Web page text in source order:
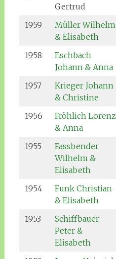
Gertrud
1959
Müller Wilhelm
& Elisabeth
1958
Eschbach
Johann & Anna
1957
Krieger Johann
& Christine
1956
Fröhlich Lorenz
& Anna
1955
Fassbender
Wilhelm &
Elisabeth
1954
Funk Christian
& Elisabeth
1953
Schiffbauer
Peter &
Elisabeth